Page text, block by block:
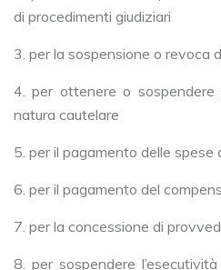
di procedimenti giudiziari
3. per la sospensione o revoca
4. per ottenere o sospendere
natura cautelare
5. per il pagamento delle spese
6. per il pagamento del
7. per la concessione di
8. per sospendere